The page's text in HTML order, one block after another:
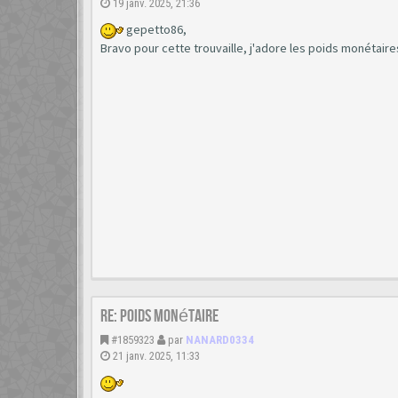
19 janv. 2025, 21:36
gepetto86,
Bravo pour cette trouvaille, j'adore les poids
Re: poids monétaire
#1859323 par NANARD0334
21 janv. 2025, 11:33